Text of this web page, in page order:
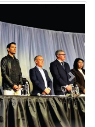
Next